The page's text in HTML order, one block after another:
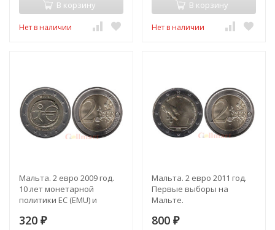
В корзину
Нет в наличии
В корзину
Нет в наличии
Мальта. 2 евро 2009 год.
10 лет монетарной
политики ЕС (EMU) и
320 ₽
Мальта. 2 евро 2011 год.
Первые выборы на
Мальте.
800 ₽